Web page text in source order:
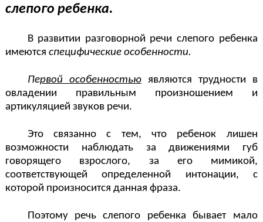
слепого ребенка.
В развитии разговорной речи слепого ребенка
имеютсяспецифические особенности.
Первой особенностьюявляются трудности в
овладении правильным произношением и
артикуляцией звуков речи.
Это связанно с тем, что ребенок лишен
возможности наблюдать за движениями губ
говорящего взрослого, за его мимикой,
соответствующей определенной интонации, с
которой произносится данная фраза.
Поэтому речь слепого ребенка бывает мало